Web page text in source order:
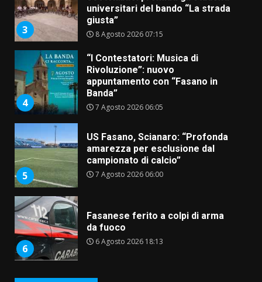
3
universitari del bando “La strada
giusta”
8 Agosto 2026 07:15
4
“I Contestatori: Musica di
Rivoluzione”: nuovo
appuntamento con “Fasano in
Banda”
7 Agosto 2026 06:05
5
US Fasano, Scianaro: “Profonda
amarezza per esclusione dal
campionato di calcio”
7 Agosto 2026 06:00
6
Fasanese ferito a colpi di arma
da fuoco
6 Agosto 2026 18:13